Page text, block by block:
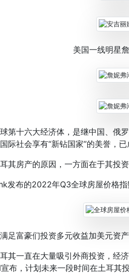
美国一线明星
十六大经济体，是继中国、俄罗
际社会享有“新钻国家”的美誉，
房产的原因，一方面在于其投
布的2022年Q3全球房屋价格指
富豪们投资多元收益加美元资
一直在大量吸引外商投资，经
布，计划未来一段时间在土耳其